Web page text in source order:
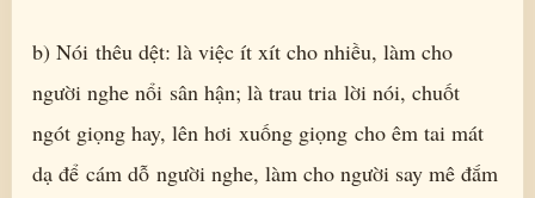
b) Nói thêu dệt: là việc ít xít cho nhiều, làm cho
người nghe nổi sân hận; là trau tria lời nói, chuốt
ngót giọng hay, lên hơi xuống giọng cho êm tai mát
dạ để cám dỗ người nghe, làm cho người say mê đắm